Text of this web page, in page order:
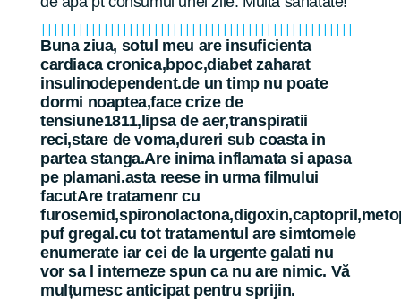
||||||||||||||||||||||||||||||||||||||||||||||||||
Buna ziua, sotul meu are insuficienta
cardiaca cronica,bpoc,diabet zaharat
insulinodependent.de un timp nu poate
dormi noaptea,face crize de
tensiune1811,lipsa de aer,transpiratii
reci,stare de voma,dureri sub coasta in
partea stanga.Are inima inflamata si apasa
pe plamani.asta reese in urma filmului
facutAre tratamenr cu
puf gregal.cu tot tratamentul are simtomele
enumerate iar cei de la urgente galati nu
vor sa l interneze spun ca nu are nimic. Vă
mulțumesc anticipat pentru sprijin.